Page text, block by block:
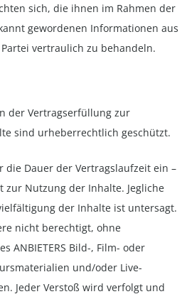
sich, die ihnen im Rahmen der
gewordenen Informationen aus
vertraulich zu behandeln.
der Vertragserfüllung zur
sind urheberrechtlich geschützt.
die Dauer der Vertragslaufzeit ein –
zur Nutzung der Inhalte. Jegliche
der Inhalte ist untersagt.
nicht berechtigt, ohne
ANBIETERS Bild-, Film- oder
und/oder Live-
Jeder Verstoß wird verfolgt und